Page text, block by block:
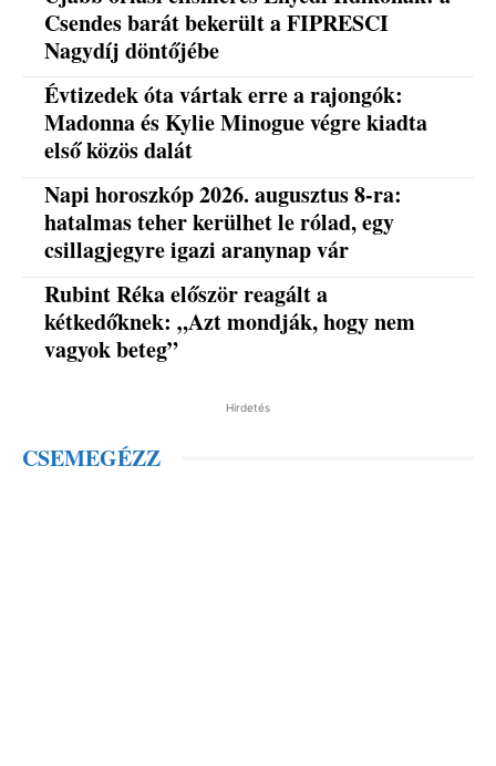
Csendes barát bekerült a FIPRESCI
Nagydíj döntőjébe
Évtizedek óta vártak erre a rajongók:
Madonna és Kylie Minogue végre kiadta
első közös dalát
Napi horoszkóp 2026. augusztus 8-ra:
hatalmas teher kerülhet le rólad, egy
csillagjegyre igazi aranynap vár
Rubint Réka először reagált a
kétkedőknek: „Azt mondják, hogy nem
vagyok beteg”
Hirdetés
CSEMEGÉZZ